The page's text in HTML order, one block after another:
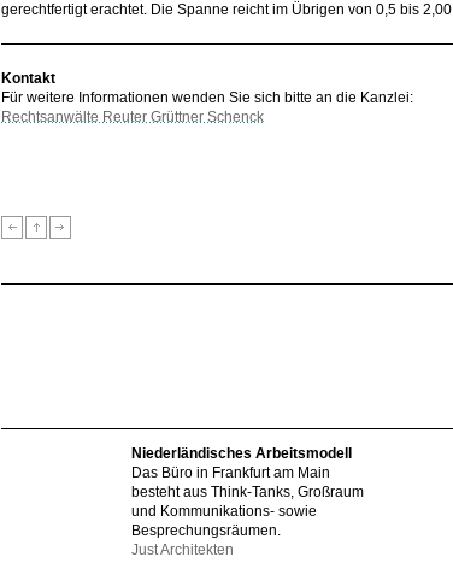
gerechtfertigt erachtet. Die Spanne reicht im Übrigen von 0,5 bis
Kontakt
Für weitere Informationen wenden Sie sich bitte an die Kanzlei:
Rechtsanwälte Reuter Grüttner Schenck
Niederländisches Arbeitsmodell
Das Büro in Frankfurt am Main
besteht aus Think-Tanks, Großraum
und Kommunikations- sowie
Besprechungsräumen.
Just Architekten